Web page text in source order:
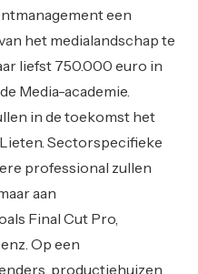
een
het medialandschap te
liefst 750.000 euro in
Media-academie.
in de toekomst het
Sectorspecifieke
professional zullen
aan
Final Cut Pro,
Op een
productiehuizen,